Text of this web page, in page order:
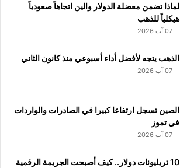
لماذا تضمن معضلة الدولار والين اتجاهاً صعودياً
هيكلياً للذهب
07 آب 2026
الذهب يتجه لأفضل أداء أسبوعي منذ كانون الثاني
07 آب 2026
الصين تسجل ارتفاعا كبيرا في الصادرات والواردات
في تموز
07 آب 2026
10 تريليونات دولار.. كيف أصبحت الجريمة الرقمية